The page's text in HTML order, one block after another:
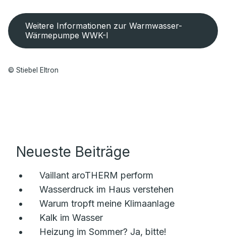
Weitere Informationen zur Warmwasser-
Wärmepumpe WWK-I
© Stiebel Eltron
Neueste Beiträge
Vaillant aroTHERM perform
Wasserdruck im Haus verstehen
Warum tropft meine Klimaanlage
Kalk im Wasser
Heizung im Sommer? Ja, bitte!